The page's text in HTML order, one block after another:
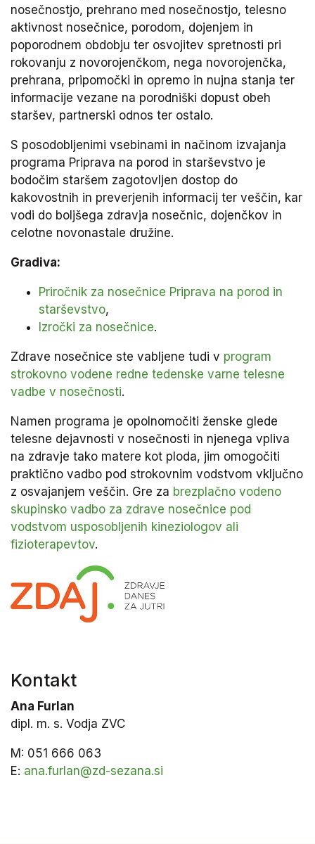
nosečnostjo, prehrano med nosečnostjo, telesno
aktivnost nosečnice, porodom, dojenjem in
poporodnem obdobju ter osvojitev spretnosti pri
rokovanju z novorojenčkom, nega novorojenčka,
prehrana, pripomočki in opremo in nujna stanja ter
informacije vezane na porodniški dopust obeh
staršev, partnerski odnos ter ostalo.
S posodobljenimi vsebinami in načinom izvajanja
programa Priprava na porod in starševstvo je
bodočim staršem zagotovljen dostop do
kakovostnih in preverjenih informacij ter veščin, kar
vodi do boljšega zdravja nosečnic, dojenčkov in
celotne novonastale družine.
Gradiva:
Priročnik za nosečnice Priprava na porod in
starševstvo,
Izročki za nosečnice.
Zdrave nosečnice ste vabljene tudi v program
strokovno vodene redne tedenske varne telesne
vadbe v nosečnosti.
Namen programa je opolnomočiti ženske glede
telesne dejavnosti v nosečnosti in njenega vpliva
na zdravje tako matere kot ploda, jim omogočiti
praktično vadbo pod strokovnim vodstvom vključno
z osvajanjem veščin. Gre za brezplačno vodeno
skupinsko vadbo za zdrave nosečnice pod
vodstvom usposobljenih kineziologov ali
fizioterapevtov.
Kontakt
Ana Furlan
dipl. m. s. Vodja ZVC
M: 051 666 063
E: ana.furlan@zd-sezana.si